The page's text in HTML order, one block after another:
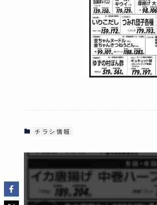
チラシ情報